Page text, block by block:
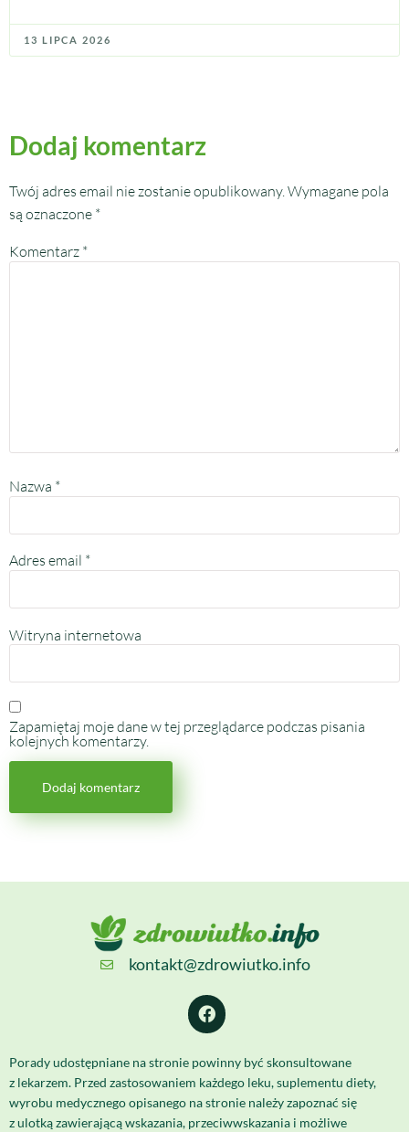
13 LIPCA 2026
Dodaj komentarz
Twój adres email nie zostanie opublikowany. Wymagane pola
są oznaczone *
Komentarz *
Nazwa *
Adres email *
Witryna internetowa
Zapamiętaj moje dane w tej przeglądarce podczas pisania
kolejnych komentarzy.
kontakt@zdrowiutko.info
Porady udostępniane na stronie powinny być skonsultowane
z lekarzem. Przed zastosowaniem każdego leku, suplementu diety,
wyrobu medycznego opisanego na stronie należy zapoznać się
z ulotką zawierającą wskazania, przeciwwskazania i możliwe